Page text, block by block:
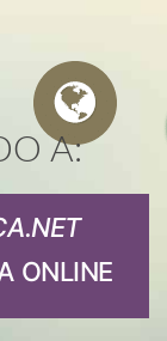
ONLINE
A: